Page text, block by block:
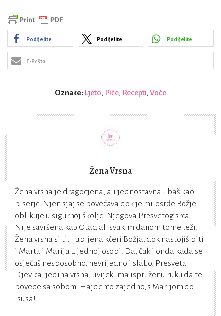
Podijelite Podijelite Podijelite
E-Pošta
Oznake: Ljeto, Piće, Recepti, Voće
Žena Vrsna
Žena vrsna je dragocjena, ali jednostavna - baš kao
biserje. Njen sjaj se povećava dok je milosrđe Božje
oblikuje u sigurnoj školjci Njegova Presvetog srca.
Nije savršena kao Otac, ali svakim danom tome teži.
Žena vrsna si ti, ljubljena kćeri Božja, dok nastojiš biti
i Marta i Marija u jednoj osobi. Da, čak i onda kada se
osjećaš nesposobno, nevrijedno i slabo. Presveta
Djevica, jedina vrsna, uvijek ima ispruženu ruku da te
povede sa sobom. Hajdemo zajedno, s Marijom do
Isusa!